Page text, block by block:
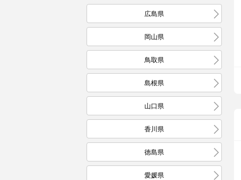
広島県
岡山県
鳥取県
島根県
山口県
香川県
徳島県
愛媛県